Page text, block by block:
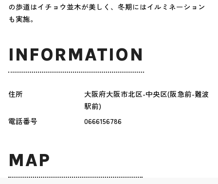
の歩道はイチョウ並木が美しく、冬期にはイルミネーション
も実施。
INFORMATION
住所
大阪府大阪市北区-中央区(阪急前-難波
駅前)
電話番号
0666156786
MAP